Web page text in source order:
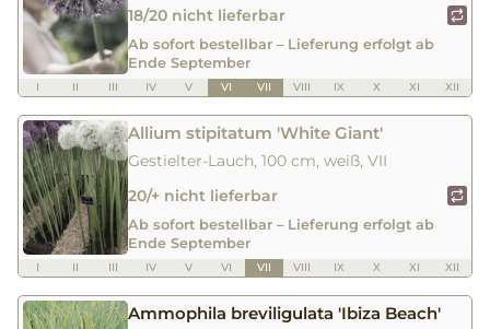
18/20 nicht lieferbar
Ab sofort bestellbar – Lieferung erfolgt ab
Ende September
I II III IV V VI VII VIII IX X XI XII
Allium stipitatum 'White Giant'
Gestielter-Lauch, 100 cm, weiß, VII
20/+ nicht lieferbar
Ab sofort bestellbar – Lieferung erfolgt ab
Ende September
I II III IV V VI VII VIII IX X XI XII
Ammophila breviligulata 'Ibiza Beach'